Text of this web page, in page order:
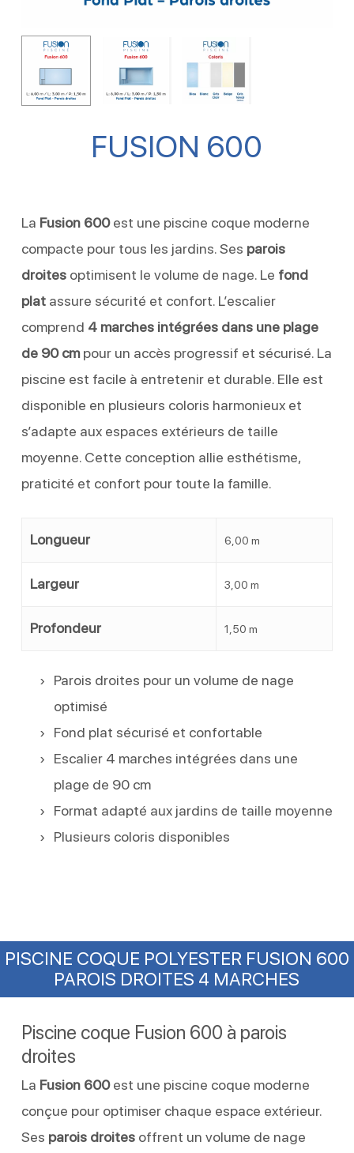
FUSION 600
La Fusion 600est une piscine coque moderne
compacte pour tous les jardins. Ses parois
droitesoptimisent le volume de nage. Le fond
platassure sécurité et confort. L’escalier
comprend 4 marches intégrées dans une plage
de 90 cmpour un accès progressif et sécurisé. La
piscine est facile à entretenir et durable. Elle est
disponible en plusieurs coloris harmonieux et
s’adapte aux espaces extérieurs de taille
moyenne. Cette conception allie esthétisme,
praticité et confort pour toute la famille.
Longueur 6,00 m
Largeur 3,00 m
Profondeur 1,50 m
Parois droites pour un volume de nage
optimisé
Fond plat sécurisé et confortable
Escalier 4 marches intégrées dans une
plage de 90 cm
Format adapté aux jardins de taille moyenne
Plusieurs coloris disponibles
PISCINE COQUE POLYESTER FUSION 600
PAROIS DROITES 4 MARCHES
Piscine coque Fusion 600 à parois
droites
La Fusion 600est une piscine coque moderne
conçue pour optimiser chaque espace extérieur.
Ses parois droitesoffrent un volume de nage